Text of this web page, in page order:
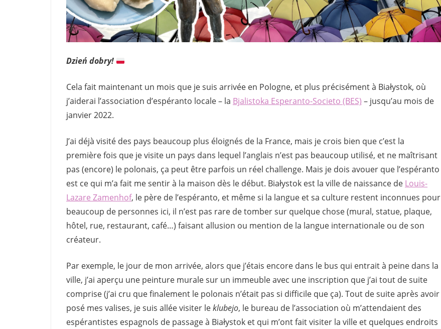
Dzień dobry!
Cela fait maintenant un mois que je suis arrivée en Pologne, et plus précisément à Białystok, où
j’aiderai l’association d’espéranto locale – la Bjalistoka Esperanto-Societo (BES) – jusqu’au mois de
janvier 2022.
J’ai déjà visité des pays beaucoup plus éloignés de la France, mais je crois bien que c’est la
première fois que je visite un pays dans lequel l’anglais n’est pas beaucoup utilisé, et ne maîtrisant
pas (encore) le polonais, ça peut être parfois un réel challenge. Mais je dois avouer que l’espéranto
est ce qui m’a fait me sentir à la maison dès le début. Białystok est la ville de naissance de Louis-
Lazare Zamenhof, le père de l’espéranto, et même si la langue et sa culture restent inconnues pour
beaucoup de personnes ici, il n’est pas rare de tomber sur quelque chose (mural, statue, plaque,
hôtel, rue, restaurant, café…) faisant allusion ou mention de la langue internationale ou de son
créateur.
Par exemple, le jour de mon arrivée, alors que j’étais encore dans le bus qui entrait à peine dans la
ville, j’ai aperçu une peinture murale sur un immeuble avec une inscription que j’ai tout de suite
comprise (j’ai cru que finalement le polonais n’était pas si difficile que ça). Tout de suite après avoir
posé mes valises, je suis allée visiter leklubejo, le bureau de l’association où m’attendaient des
espérantistes espagnols de passage à Białystok et qui m’ont fait visiter la ville et quelques endroits